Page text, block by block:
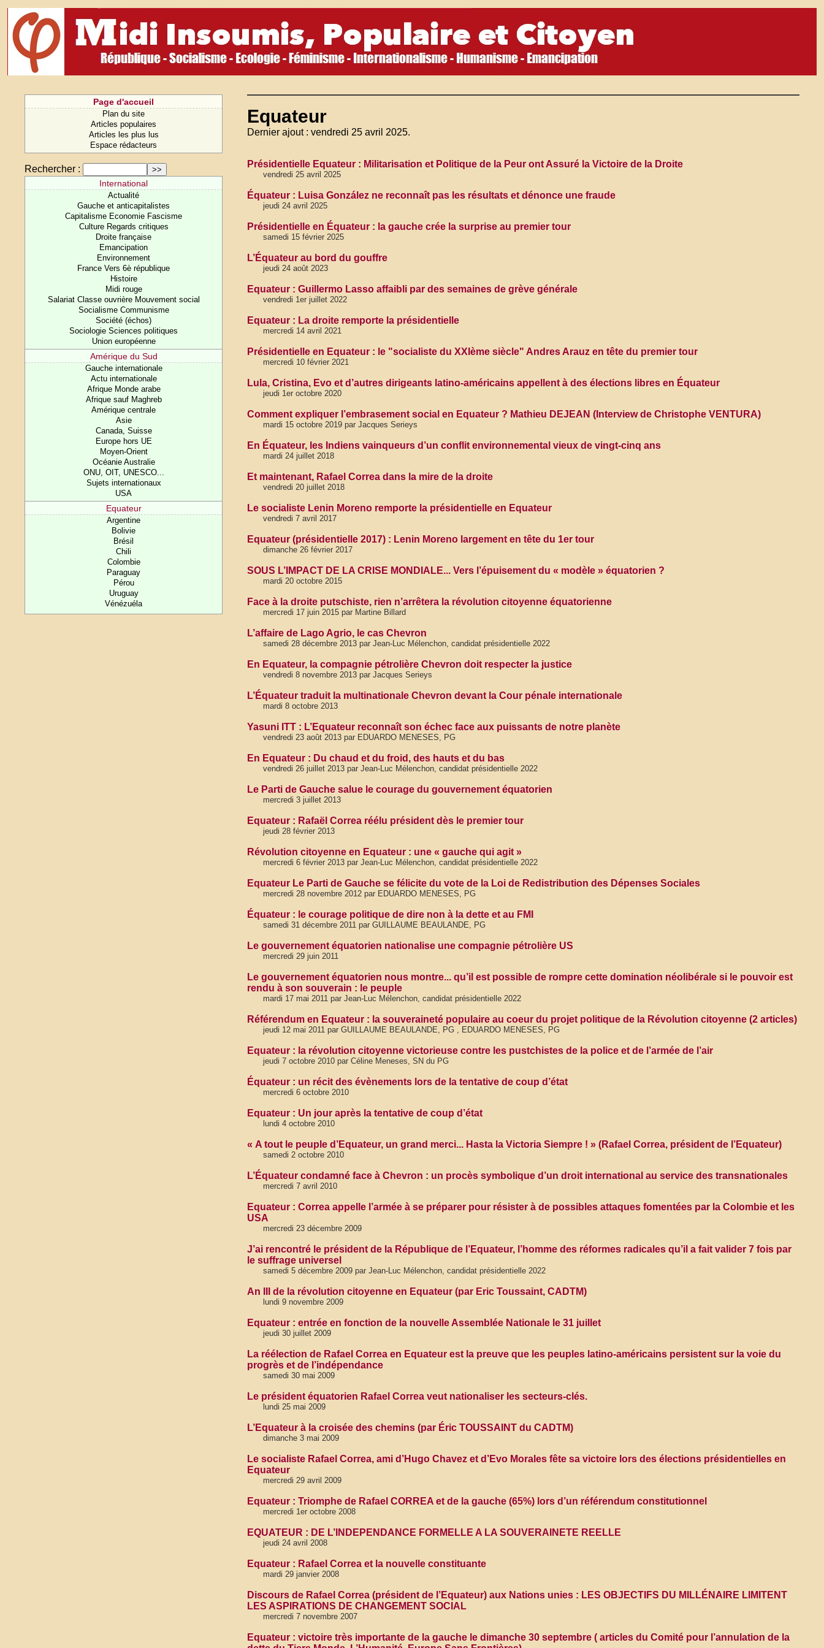
Page d'accueil
Plan du site
Articles populaires
Articles les plus lus
Espace rédacteurs
Rechercher :
International
Actualité
Gauche et anticapitalistes
Capitalisme Economie Fascisme
Culture Regards critiques
Droite française
Emancipation
Environnement
France Vers 6è république
Histoire
Midi rouge
Salariat Classe ouvrière Mouvement social
Socialisme Communisme
Société (échos)
Sociologie Sciences politiques
Union européenne
Amérique du Sud
Gauche internationale
Actu internationale
Afrique Monde arabe
Afrique sauf Maghreb
Amérique centrale
Asie
Canada, Suisse
Europe hors UE
Moyen-Orient
Océanie Australie
ONU, OIT, UNESCO...
Sujets internationaux
USA
Equateur
Argentine
Bolivie
Brésil
Chili
Colombie
Paraguay
Pérou
Uruguay
Vénézuéla
Equateur
Dernier ajout : vendredi 25 avril 2025.
Présidentielle Equateur : Militarisation et Politique de la Peur ont Assuré la Victoire de la Droite
vendredi 25 avril 2025
Équateur : Luisa González ne reconnaît pas les résultats et dénonce une fraude
jeudi 24 avril 2025
Présidentielle en Équateur : la gauche crée la surprise au premier tour
samedi 15 février 2025
L’Équateur au bord du gouffre
jeudi 24 août 2023
Equateur : Guillermo Lasso affaibli par des semaines de grève générale
vendredi 1er juillet 2022
Equateur : La droite remporte la présidentielle
mercredi 14 avril 2021
Présidentielle en Equateur : le "socialiste du XXIème siècle" Andres Arauz en tête du premier tour
mercredi 10 février 2021
Lula, Cristina, Evo et d’autres dirigeants latino-américains appellent à des élections libres en Équateur
jeudi 1er octobre 2020
Comment expliquer l’embrasement social en Equateur ? Mathieu DEJEAN (Interview de Christophe VENTURA)
mardi 15 octobre 2019 par Jacques Serieys
En Équateur, les Indiens vainqueurs d’un conflit environnemental vieux de vingt-cinq ans
mardi 24 juillet 2018
Et maintenant, Rafael Correa dans la mire de la droite
vendredi 20 juillet 2018
Le socialiste Lenin Moreno remporte la présidentielle en Equateur
vendredi 7 avril 2017
Equateur (présidentielle 2017) : Lenin Moreno largement en tête du 1er tour
dimanche 26 février 2017
SOUS L’IMPACT DE LA CRISE MONDIALE... Vers l’épuisement du « modèle » équatorien ?
mardi 20 octobre 2015
Face à la droite putschiste, rien n’arrêtera la révolution citoyenne équatorienne
mercredi 17 juin 2015 par Martine Billard
L’affaire de Lago Agrio, le cas Chevron
samedi 28 décembre 2013 par Jean-Luc Mélenchon, candidat présidentielle 2022
En Equateur, la compagnie pétrolière Chevron doit respecter la justice
vendredi 8 novembre 2013 par Jacques Serieys
L’Équateur traduit la multinationale Chevron devant la Cour pénale internationale
mardi 8 octobre 2013
Yasuni ITT : L’Equateur reconnaît son échec face aux puissants de notre planète
vendredi 23 août 2013 par EDUARDO MENESES, PG
En Equateur : Du chaud et du froid, des hauts et du bas
vendredi 26 juillet 2013 par Jean-Luc Mélenchon, candidat présidentielle 2022
Le Parti de Gauche salue le courage du gouvernement équatorien
mercredi 3 juillet 2013
Equateur : Rafaël Correa réélu président dès le premier tour
jeudi 28 février 2013
Révolution citoyenne en Equateur : une « gauche qui agit »
mercredi 6 février 2013 par Jean-Luc Mélenchon, candidat présidentielle 2022
Equateur Le Parti de Gauche se félicite du vote de la Loi de Redistribution des Dépenses Sociales
mercredi 28 novembre 2012 par EDUARDO MENESES, PG
Équateur : le courage politique de dire non à la dette et au FMI
samedi 31 décembre 2011 par GUILLAUME BEAULANDE, PG
Le gouvernement équatorien nationalise une compagnie pétrolière US
mercredi 29 juin 2011
Le gouvernement équatorien nous montre... qu’il est possible de rompre cette domination néolibérale si le pouvoir est
rendu à son souverain : le peuple
mardi 17 mai 2011 par Jean-Luc Mélenchon, candidat présidentielle 2022
Référendum en Equateur : la souveraineté populaire au coeur du projet politique de la Révolution citoyenne (2 articles)
jeudi 12 mai 2011 par GUILLAUME BEAULANDE, PG , EDUARDO MENESES, PG
Equateur : la révolution citoyenne victorieuse contre les pustchistes de la police et de l’armée de l’air
jeudi 7 octobre 2010 par Céline Meneses, SN du PG
Équateur : un récit des évènements lors de la tentative de coup d’état
mercredi 6 octobre 2010
Equateur : Un jour après la tentative de coup d’état
lundi 4 octobre 2010
« A tout le peuple d’Equateur, un grand merci... Hasta la Victoria Siempre ! » (Rafael Correa, président de l’Equateur)
samedi 2 octobre 2010
L’Équateur condamné face à Chevron : un procès symbolique d’un droit international au service des transnationales
mercredi 7 avril 2010
Equateur : Correa appelle l’armée à se préparer pour résister à de possibles attaques fomentées par la Colombie et les
USA
mercredi 23 décembre 2009
J’ai rencontré le président de la République de l’Equateur, l’homme des réformes radicales qu’il a fait valider 7 fois par
le suffrage universel
samedi 5 décembre 2009 par Jean-Luc Mélenchon, candidat présidentielle 2022
An III de la révolution citoyenne en Equateur (par Eric Toussaint, CADTM)
lundi 9 novembre 2009
Equateur : entrée en fonction de la nouvelle Assemblée Nationale le 31 juillet
jeudi 30 juillet 2009
La réélection de Rafael Correa en Equateur est la preuve que les peuples latino-américains persistent sur la voie du
progrès et de l’indépendance
samedi 30 mai 2009
Le président équatorien Rafael Correa veut nationaliser les secteurs-clés.
lundi 25 mai 2009
L’Equateur à la croisée des chemins (par Éric TOUSSAINT du CADTM)
dimanche 3 mai 2009
Le socialiste Rafael Correa, ami d’Hugo Chavez et d’Evo Morales fête sa victoire lors des élections présidentielles en
Equateur
mercredi 29 avril 2009
Equateur : Triomphe de Rafael CORREA et de la gauche (65%) lors d’un référendum constitutionnel
mercredi 1er octobre 2008
EQUATEUR : DE L’INDEPENDANCE FORMELLE A LA SOUVERAINETE REELLE
jeudi 24 avril 2008
Equateur : Rafael Correa et la nouvelle constituante
mardi 29 janvier 2008
Discours de Rafael Correa (président de l’Equateur) aux Nations unies : LES OBJECTIFS DU MILLÉNAIRE LIMITENT
LES ASPIRATIONS DE CHANGEMENT SOCIAL
mercredi 7 novembre 2007
Equateur : victoire très importante de la gauche le dimanche 30 septembre ( articles du Comité pour l’annulation de la